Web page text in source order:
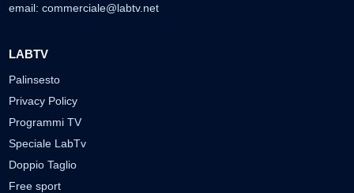
email: commerciale@labtv.net
LABTV
Palinsesto
Privacy Policy
Programmi TV
Speciale LabTv
Doppio Taglio
Free sport